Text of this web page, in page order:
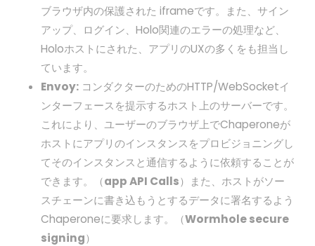
ブラウザ内の保護された iframeです。また、サイン
アップ、ログイン、Holo関連のエラーの処理など、
Holoホストにされた、アプリのUXの多くをも担当し
ています。
Envoy: コンダクターのためのHTTP/WebSocketイ
ンターフェースを提示するホスト上のサーバーです。
これにより、ユーザーのブラウザ上でChaperoneが
ホストにアプリのインスタンスをプロビジョニングし
てそのインスタンスと通信するように依頼することが
できます。（app API Calls）また、ホストがソー
スチェーンに書き込もうとするデータに署名するよう
Chaperoneに要求します。（Wormhole secure
signing）